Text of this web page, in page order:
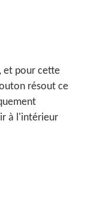
et pour cette
résout ce
à l'intérieur